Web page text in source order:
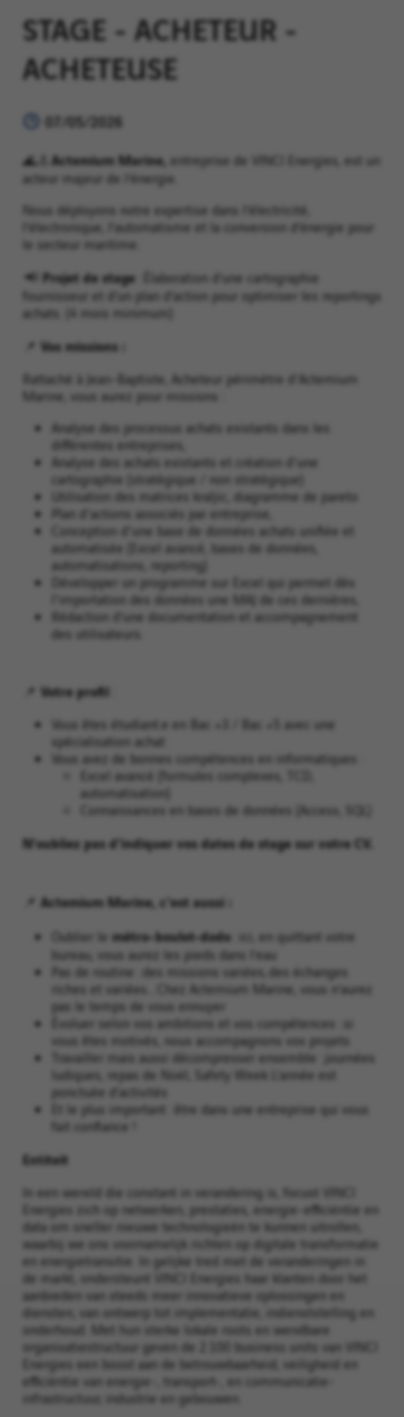
STAGE - ACHETEUR -
ACHETEUSE
07/05/2026
🌊⚓ Actemium Marine, entreprise de VINCI Energies, est un
acteur majeur de l’énergie.
Nous déployons notre expertise dans l’électricité,
l’électronique, l’automatisme et la conversion d’énergie pour
le secteur maritime.
📢 Projet de stage : Élaboration d’une cartographie
fournisseur et d’un plan d’action pour optimiser les reportings
achats. (4 mois minimum)
📌 Vos missions :
Rattaché à Jean-Baptiste, Acheteur périmètre d'Actemium
Marine, vous aurez pour missions :
Analyse des processus achats existants dans les
différentes entreprises,
Analyse des achats existants et création d'une
cartographie (stratégique / non stratégique)
Utilisation des matrices kraljic, diagramme de pareto
Plan d'actions associés par entreprise,
Conception d'une base de données achats unifiée et
automatisée (Excel avancé, bases de données,
automatisations, reporting)
Développer un programme sur Excel qui permet dès
l'importation des données une MAJ de ces dernières,
Rédaction d’une documentation et accompagnement
des utilisateurs.
📌 Votre profil
Vous êtes étudiant.e en Bac +3 / Bac +5 avec une
spécialisation achat
Vous avez de bonnes compétences en informatiques :
Excel avancé (formules complexes, TCD,
automatisation)
Connaissances en bases de données (Access, SQL)
N'oubliez pas d'indiquer vos dates de stage sur votre CV.
📌 Actemium Marine, c'est aussi :
Oublier le métro-boulot-dodo : ici, en quittant votre
bureau, vous aurez les pieds dans l’eau
Pas de routine : des missions variées, des échanges
riches et variées... Chez Actemium Marine, vous n’aurez
pas le temps de vous ennuyer
Évoluer selon vos ambitions et vos compétences : si
vous êtes motivés, nous accompagnons vos projets
Travailler mais aussi décompresser ensemble : journées
ludiques, repas de Noël, Safety Week L’année est
ponctuée d’activités
Et le plus important : être dans une entreprise qui vous
fait confiance !
Entiteit
In een wereld die constant in verandering is, focust VINCI
Energies zich op netwerken, prestaties, energie-efficiëntie en
data om sneller nieuwe technologieën te kunnen uitrollen,
waarbij we ons voornamelijk richten op digitale transformatie
en energietransitie. In gelijke tred met de veranderingen in
de markt, ondersteunt VINCI Energies haar klanten door het
aanbieden van steeds meer innovatieve oplossingen en
diensten, van ontwerp tot implementatie, indienststelling en
onderhoud. Met hun sterke lokale roots en wendbare
organisatiestructuur geven de 2.100 business units van VINCI
Energies een boost aan de betrouwbaarheid, veiligheid en
efficiëntie van energie-, transport-, en communicatie-
infrastructuur, industrie en gebouwen.